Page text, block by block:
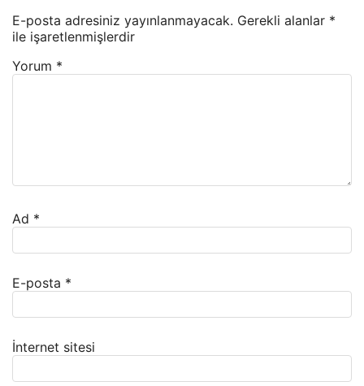
E-posta adresiniz yayınlanmayacak. Gerekli alanlar *
ile işaretlenmişlerdir
Yorum *
Ad *
E-posta *
İnternet sitesi